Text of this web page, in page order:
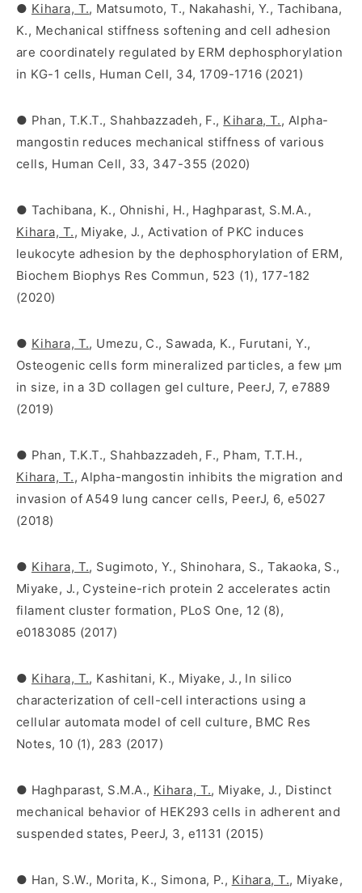
● Kihara, T., Matsumoto, T., Nakahashi, Y., Tachibana,
K., Mechanical stiffness softening and cell adhesion
are coordinately regulated by ERM dephosphorylation
in KG-1 cells, Human Cell, 34, 1709-1716 (2021)
● Phan, T.K.T., Shahbazzadeh, F., Kihara, T., Alpha-
mangostin reduces mechanical stiffness of various
cells, Human Cell, 33, 347-355 (2020)
● Tachibana, K., Ohnishi, H., Haghparast, S.M.A.,
Kihara, T., Miyake, J., Activation of PKC induces
leukocyte adhesion by the dephosphorylation of ERM,
Biochem Biophys Res Commun, 523 (1), 177-182
(2020)
● Kihara, T., Umezu, C., Sawada, K., Furutani, Y.,
Osteogenic cells form mineralized particles, a few μm
in size, in a 3D collagen gel culture, PeerJ, 7, e7889
(2019)
● Phan, T.K.T., Shahbazzadeh, F., Pham, T.T.H.,
Kihara, T., Alpha-mangostin inhibits the migration and
invasion of A549 lung cancer cells, PeerJ, 6, e5027
(2018)
● Kihara, T., Sugimoto, Y., Shinohara, S., Takaoka, S.,
Miyake, J., Cysteine-rich protein 2 accelerates actin
filament cluster formation, PLoS One, 12 (8),
e0183085 (2017)
● Kihara, T., Kashitani, K., Miyake, J., In silico
characterization of cell-cell interactions using a
cellular automata model of cell culture, BMC Res
Notes, 10 (1), 283 (2017)
● Haghparast, S.M.A., Kihara, T., Miyake, J., Distinct
mechanical behavior of HEK293 cells in adherent and
suspended states, PeerJ, 3, e1131 (2015)
● Han, S.W., Morita, K., Simona, P., Kihara, T., Miyake,